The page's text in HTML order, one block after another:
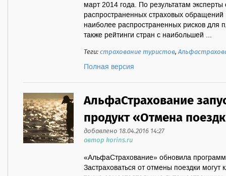
март 2014 года. По результатам
распространенных страховых
наиболее распространенных рисков для
также рейтинги стран с наибольшей ...
Теги:страхование туристов,
Полная версия
АльфаСтрахование
продукт «Отмена
добавлено 18.04.2016 14:27
автор korins.ru
«АльфаСтрахование» обновила
Застраховаться от отмены поездки могут